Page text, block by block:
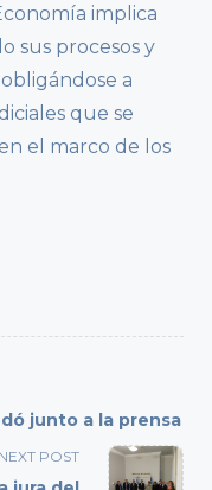
implica
sus procesos y
a
que se
el marco de los
junto a la prensa
NEXT POST